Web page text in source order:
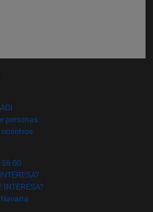
en nueva ventana)
personas(abre en nueva ventana)
(abre en nueva ventana)
00
INTERESA?